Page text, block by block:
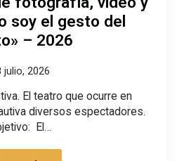
soy el gesto del
– 2026
julio, 2026
El teatro que ocurre en
diversos espectadores.
El…